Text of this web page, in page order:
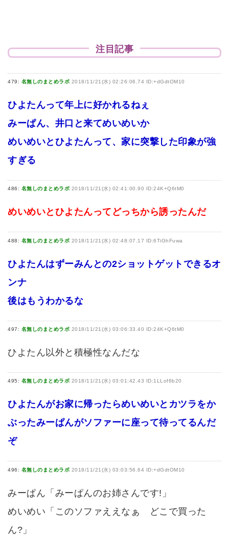
注目記事
479: 名無しのまとめラボ 2018/11/21(水) 02:26:06.74 ID:+dGdtOM10
ひよたんって年上に好かれるねぇ
みーぱん、井口と来てめいめいか
めいめいとひよたんって、家に突撃した印象が強
すぎる
486: 名無しのまとめラボ 2018/11/21(水) 02:41:00.90 ID:24K+Q6tM0
めいめいとひよたんってどっちから誘ったんだ
488: 名無しのまとめラボ 2018/11/21(水) 02:48:07.17 ID:6TiGhFuwa
ひよたんはずーみんとの2ショットゲットできるオ
ンナ
後はもうわかるな
497: 名無しのまとめラボ 2018/11/21(水) 03:06:33.40 ID:24K+Q6tM0
ひよたん以外と積極性なんだな
495: 名無しのまとめラボ 2018/11/21(水) 03:01:42.43 ID:1LLof6b20
ひよたんがお家に帰ったらめいめいとカツラをか
ぶったみーぱんがソファーに座って待ってるんだ
ぞ
496: 名無しのまとめラボ 2018/11/21(水) 03:03:56.64 ID:+dGdtOM10
みーぱん「みーぱんのお姉さんです!」
めいめい「このソファええなぁ どこで買った
ん?」